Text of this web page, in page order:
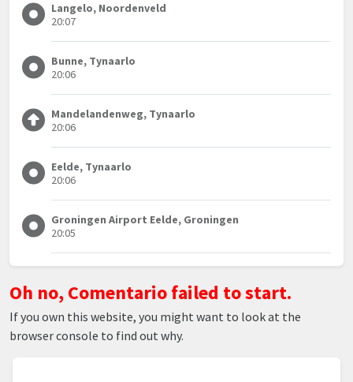
Langelo, Noordenveld
20:07
Bunne, Tynaarlo
20:06
Mandelandenweg, Tynaarlo
20:06
Eelde, Tynaarlo
20:06
Groningen Airport Eelde, Groningen
20:05
Oh no, Comentario failed to start.
If you own this website, you might want to look at the
browser console to find out why.